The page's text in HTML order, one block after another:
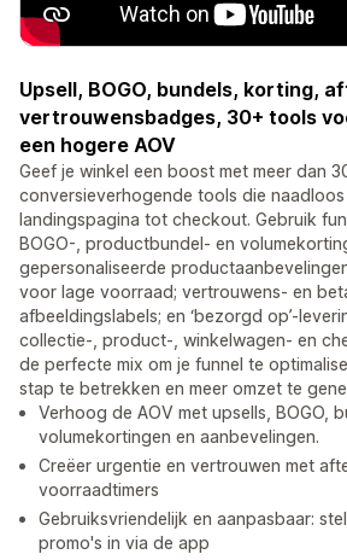
Upsell, BOGO, bundels, korting,
vertrouwensbadges, 30+ tools
een hogere AOV
Geef je winkel een boost met meer dan
conversieverhogende tools die
landingspagina tot checkout. Gebruik
BOGO-, productbundel- en
gepersonaliseerde
voor lage voorraad; vertrouwens- en
afbeeldingslabels; en ‘bezorgd op’-
collectie-, product-, winkelwagen- en
de perfecte mix om je funnel te
stap te betrekken en meer omzet te
Verhoog de AOV met upsells, BOGO,
volumekortingen en aanbevelingen.
Creëer urgentie en vertrouwen met
voorraadtimers
Gebruiksvriendelijk en aanpasbaar:
promo's in via de app